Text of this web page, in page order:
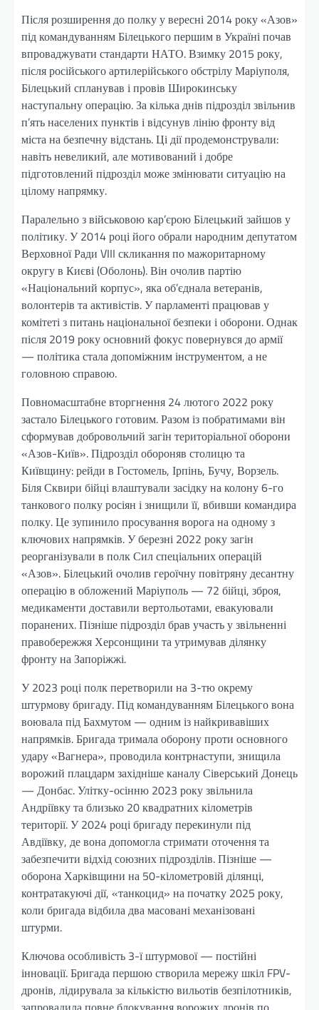
Після розширення до полку у вересні 2014 року «Азов»
під командуванням Білецького першим в Україні почав
впроваджувати стандарти НАТО. Взимку 2015 року,
після російського артилерійського обстрілу Маріуполя,
Білецький спланував і провів Широкинську
наступальну операцію. За кілька днів підрозділ звільнив
п’ять населених пунктів і відсунув лінію фронту від
міста на безпечну відстань. Ці дії продемонстрували:
навіть невеликий, але мотивований і добре
підготовлений підрозділ може змінювати ситуацію на
цілому напрямку.
Паралельно з військовою кар’єрою Білецький зайшов у
політику. У 2014 році його обрали народним депутатом
Верховної Ради VIII скликання по мажоритарному
округу в Києві (Оболонь). Він очолив партію
«Національний корпус», яка об’єднала ветеранів,
волонтерів та активістів. У парламенті працював у
комітеті з питань національної безпеки і оборони. Однак
після 2019 року основний фокус повернувся до армії
— політика стала допоміжним інструментом, а не
головною справою.
Повномасштабне вторгнення 24 лютого 2022 року
застало Білецького готовим. Разом із побратимами він
сформував добровольчий загін територіальної оборони
«Азов-Київ». Підрозділ обороняв столицю та
Київщину: рейди в Гостомель, Ірпінь, Бучу, Ворзель.
Біля Сквири бійці влаштували засідку на колону 6-го
танкового полку росіян і знищили її, вбивши командира
полку. Це зупинило просування ворога на одному з
ключових напрямків. У березні 2022 року загін
реорганізували в полк Сил спеціальних операцій
«Азов». Білецький очолив героїчну повітряну десантну
операцію в обложений Маріуполь — 72 бійці, зброя,
медикаменти доставили вертольотами, евакуювали
поранених. Пізніше підрозділ брав участь у звільненні
правобережжя Херсонщини та утримував ділянку
фронту на Запоріжжі.
У 2023 році полк перетворили на 3-тю окрему
штурмову бригаду. Під командуванням Білецького вона
воювала під Бахмутом — одним із найкривавіших
напрямків. Бригада тримала оборону проти основного
удару «Вагнера», проводила контрнаступи, знищила
ворожий плацдарм західніше каналу Сіверський Донець
— Донбас. Улітку-осінню 2023 року звільнила
Андріївку та близько 20 квадратних кілометрів
території. У 2024 році бригаду перекинули під
Авдіївку, де вона допомогла стримати оточення та
забезпечити відхід союзних підрозділів. Пізніше —
оборона Харківщини на 50-кілометровій ділянці,
контратакуючі дії, «танкоцид» на початку 2025 року,
коли бригада відбила два масовані механізовані
штурми.
Ключова особливість 3-ї штурмової — постійні
інновації. Бригада першою створила мережу шкіл FPV-
дронів, лідирувала за кількістю вильотів безпілотників,